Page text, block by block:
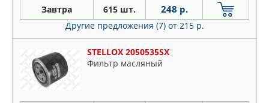
Завтра 615 шт. 248 р.
Другие предложения (7) от 215 р.
STELLOX 2050535SX
Фильтр масляный